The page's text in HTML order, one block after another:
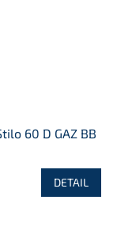
60 D GAZ BB
DETAIL